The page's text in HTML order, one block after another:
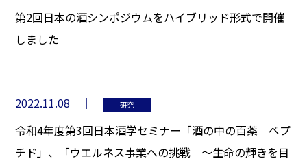
第2回日本の酒シンポジウムをハイブリッド形式で開催
しました
2022.11.08 研究
令和4年度第3回日本酒学セミナー「酒の中の百薬 ペプ
チド」、「ウエルネス事業への挑戦 ～生命の輝きを目